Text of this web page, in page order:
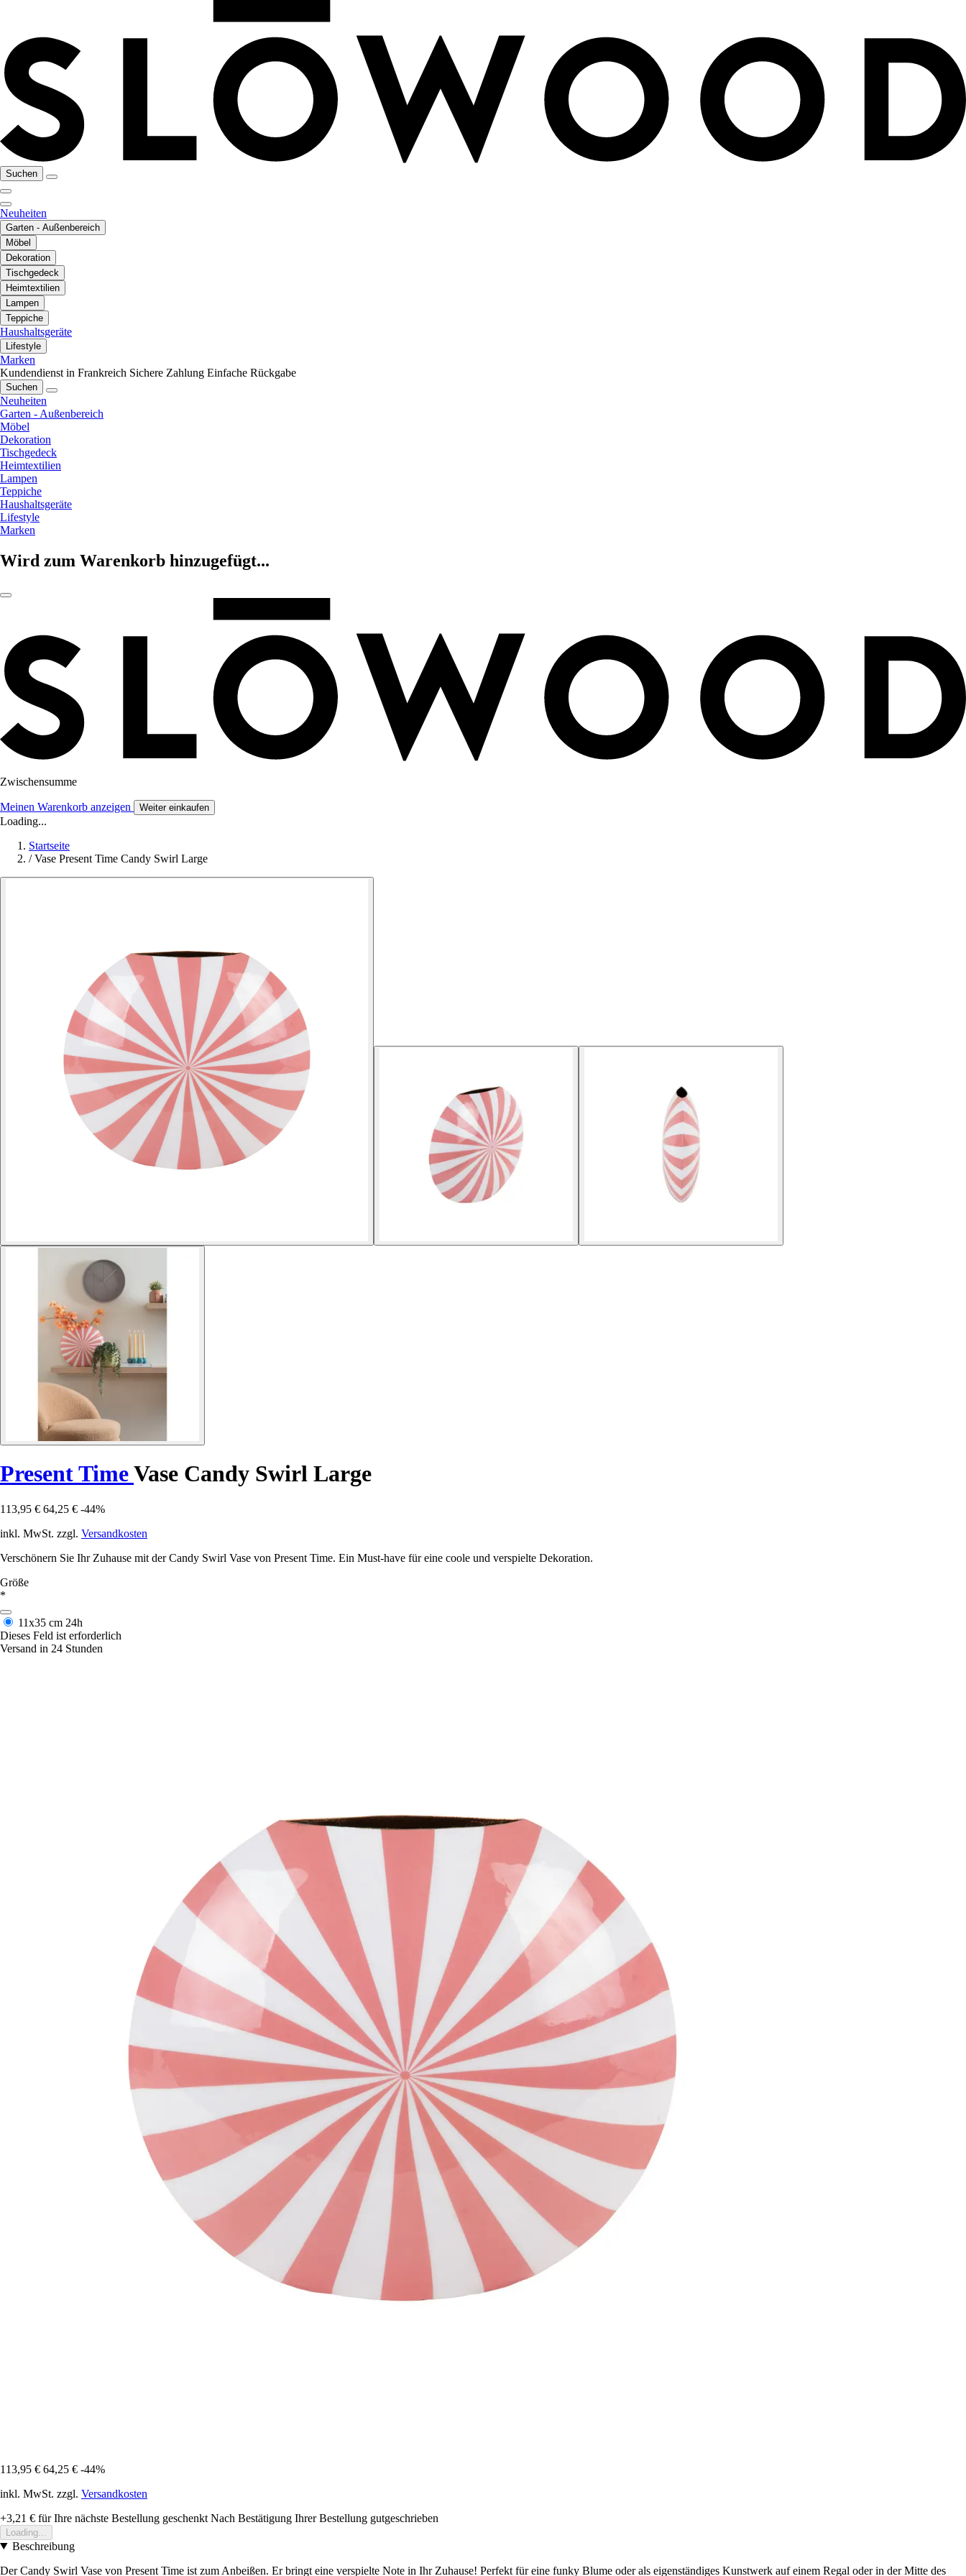
Suchen
Neuheiten
Garten - Außenbereich
Möbel
Dekoration
Tischgedeck
Heimtextilien
Lampen
Teppiche
Haushaltsgeräte
Lifestyle
Marken
Kundendienst in Frankreich Sichere Zahlung Einfache Rückgabe
Suchen
Neuheiten
Garten - Außenbereich
Möbel
Dekoration
Tischgedeck
Heimtextilien
Lampen
Teppiche
Haushaltsgeräte
Lifestyle
Marken
Wird zum Warenkorb hinzugefügt...
Zwischensumme
Meinen Warenkorb anzeigen Weiter einkaufen
Loading...
Startseite
/ Vase Present Time Candy Swirl Large
Present TimeVase Candy Swirl Large
113,95 € 64,25 € -44%
inkl. MwSt. zzgl. Versandkosten
Verschönern Sie Ihr Zuhause mit der Candy Swirl Vase von Present Time. Ein Must-have für eine coole und verspielte Dekoration.
Größe
*
11x35 cm 24h
Dieses Feld ist erforderlich
Versand in 24 Stunden
113,95 € 64,25 € -44%
inkl. MwSt. zzgl. Versandkosten
+3,21 € für Ihre nächste Bestellung geschenkt Nach Bestätigung Ihrer Bestellung gutgeschrieben
Loading...
Beschreibung
Der Candy Swirl Vase von Present Time ist zum Anbeißen. Er bringt eine verspielte Note in Ihr Zuhause! Perfekt für eine funky Blume oder als eigenständiges Kunstwerk auf einem Regal oder in der Mitte des